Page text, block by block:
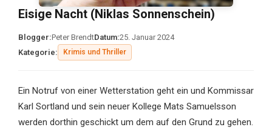
Eisige Nacht (Niklas Sonnenschein)
Blogger:Peter BrendtDatum:25. Januar 2024
Kategorie:
Krimis und Thriller
Ein Notruf von einer Wetterstation geht ein und Kommissar
Karl Sortland und sein neuer Kollege Mats Samuelsson
werden dorthin geschickt um dem auf den Grund zu gehen.